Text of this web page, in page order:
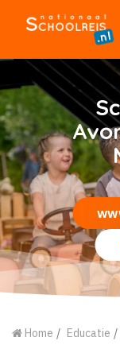
Home Educatie